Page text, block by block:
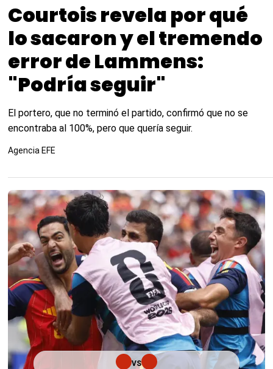
Courtois revela por qué
lo sacaron y el tremendo
error de Lammens:
"Podría seguir"
El portero, que no terminó el partido, confirmó que no se
encontraba al 100%, pero que quería seguir.
Agencia EFE
VS